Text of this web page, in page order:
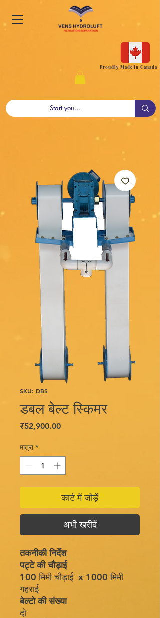
Proudly Made in Canada
SKU: DBS
डबल बेल्ट स्किमर
₹52,900.00मूल्य
मात्रा *
कार्ट में जोड़ें
अभी खरीदें
तकनीकी निर्देश
पट्टे की चौड़ाई
100 मिमी चौड़ाई x 1000 मिमी
गहराई
बेल्टो की संख्या
दो